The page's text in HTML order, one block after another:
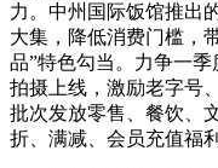
力。中州国际饭馆推出
大集，降低消费门槛，
品”特色勾当。力争一季
拍摄上线，激励老字号
批次发放零售、餐饮、
折、满减、会员充值福